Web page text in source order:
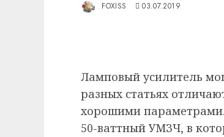
FOXISS 03.07.2019
Ламповый усилитель
разных статьях
хорошими
50-ваттный УМЗЧ, в